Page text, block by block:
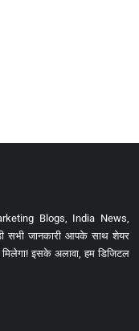
Blogs, India News,
सभी जानकारी आपके साथ शेयर
इसके अलावा, हम डिजिटल